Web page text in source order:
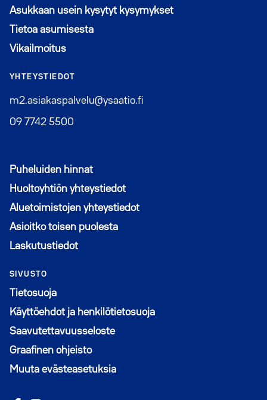
Asukkaan usein kysytyt kysymykset
Tietoa asumisesta
Vikailmoitus
YHTEYSTIEDOT
m2.asiakaspalvelu@ysaatio.fi
09 7742 5500
Puheluiden hinnat
Huoltoyhtiön yhteystiedot
Aluetoimistojen yhteystiedot
Asioitko toisen puolesta
Laskutustiedot
SIVUSTO
Tietosuoja
Käyttöehdot ja henkilötietosuoja
Saavutettavuusseloste
Graafinen ohjeisto
Muuta evästeasetuksia